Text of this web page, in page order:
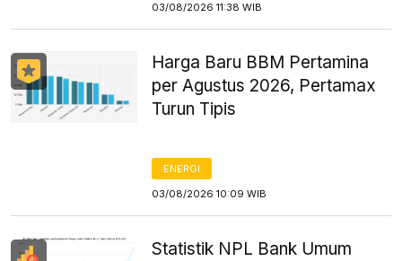
03/08/2026 11:38 WIB
Harga Baru BBM Pertamina
per Agustus 2026, Pertamax
Turun Tipis
ENERGI
03/08/2026 10:09 WIB
Statistik NPL Bank Umum